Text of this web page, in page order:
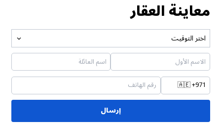
معاينة العقار
اختر التوقيت
🇦🇪+971
إرسال